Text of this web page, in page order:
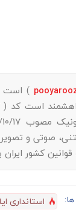
)
است کد (18407
شورای اسلامی و با عنایت به اینکه
صوتی و
کشور ایران
استانداری